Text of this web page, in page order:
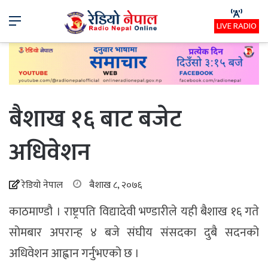
Menu LIVE RADIO
बैशाख १६ बाट बजेट
अधिवेशन
रेडियो नेपाल बैशाख ८, २०७६
काठमाण्डौ । राष्ट्रपति विद्यादेवी भण्डारीले यही बैशाख १६ गते
सोमबार अपरान्ह ४ बजे संघीय संसदका दुबै सदनको
अधिवेशन आह्वान गर्नुभएको छ ।